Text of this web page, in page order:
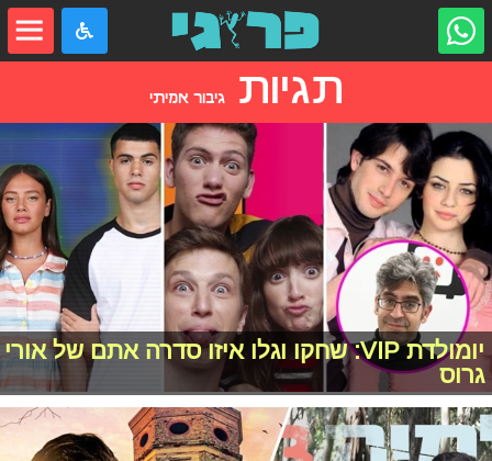
תגיותגיבור אמיתי
יומולדת VIP: שחקו וגלו איזו סדרה אתם של אורי
גרוס